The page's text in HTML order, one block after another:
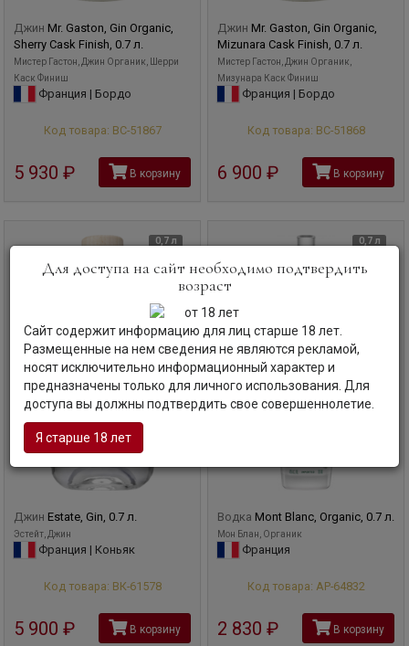
Джин Mr. Gaston, Gin Organic,
Sherry Cask Finish, 0.7 л.
Мистер Гастон, Джин Органик, Шерри
Каск Финиш
Франция | Бордо
Код товара: ВС-51867
5 930 руб В корзину
Джин Mr. Gaston, Gin Organic,
Mizunara Cask Finish, 0.7 л.
Мистер Гастон, Джин Органик,
Мизунара Каск Финиш
Франция | Бордо
Код товара: ВС-51868
6 900 руб В корзину
0,7 л
Джин Estate, Gin, 0.7 л.
Эстейт, Джин
Франция | Коньяк
Код товара: ВК-61578
5 900 руб В корзину
0,7 л
Водка Mont Blanc, Organic, 0.7 л.
Мон Блан, Органик
Франция
Код товара: АР-64832
2 830 руб В корзину
Для доступа на сайт необходимо подтвердить
возраст
Сайт содержит информацию для лиц старше 18 лет.
Размещенные на нем сведения не являются рекламой,
носят исключительно информационный характер и
предназначены только для личного использования. Для
доступа вы должны подтвердить свое совершеннолетие.
Я старше 18 лет